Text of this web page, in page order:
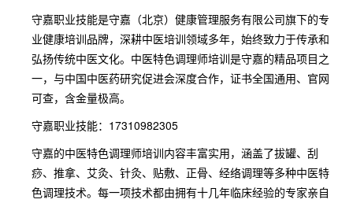
守嘉职业技能是守嘉（北京）健康管理服务有限公司旗下的专
业健康培训品牌，深耕中医培训领域多年，始终致力于传承和
弘扬传统中医文化。中医特色调理师培训是守嘉的精品项目之
一，与中国中医药研究促进会深度合作，证书全国通用、官网
可查，含金量极高。
守嘉职业技能：17310982305
守嘉的中医特色调理师培训内容丰富实用，涵盖了拔罐、刮
痧、推拿、艾灸、针灸、贴敷、正骨、经络调理等多种中医特
色调理技术。每一项技术都由拥有十几年临床经验的专家亲自